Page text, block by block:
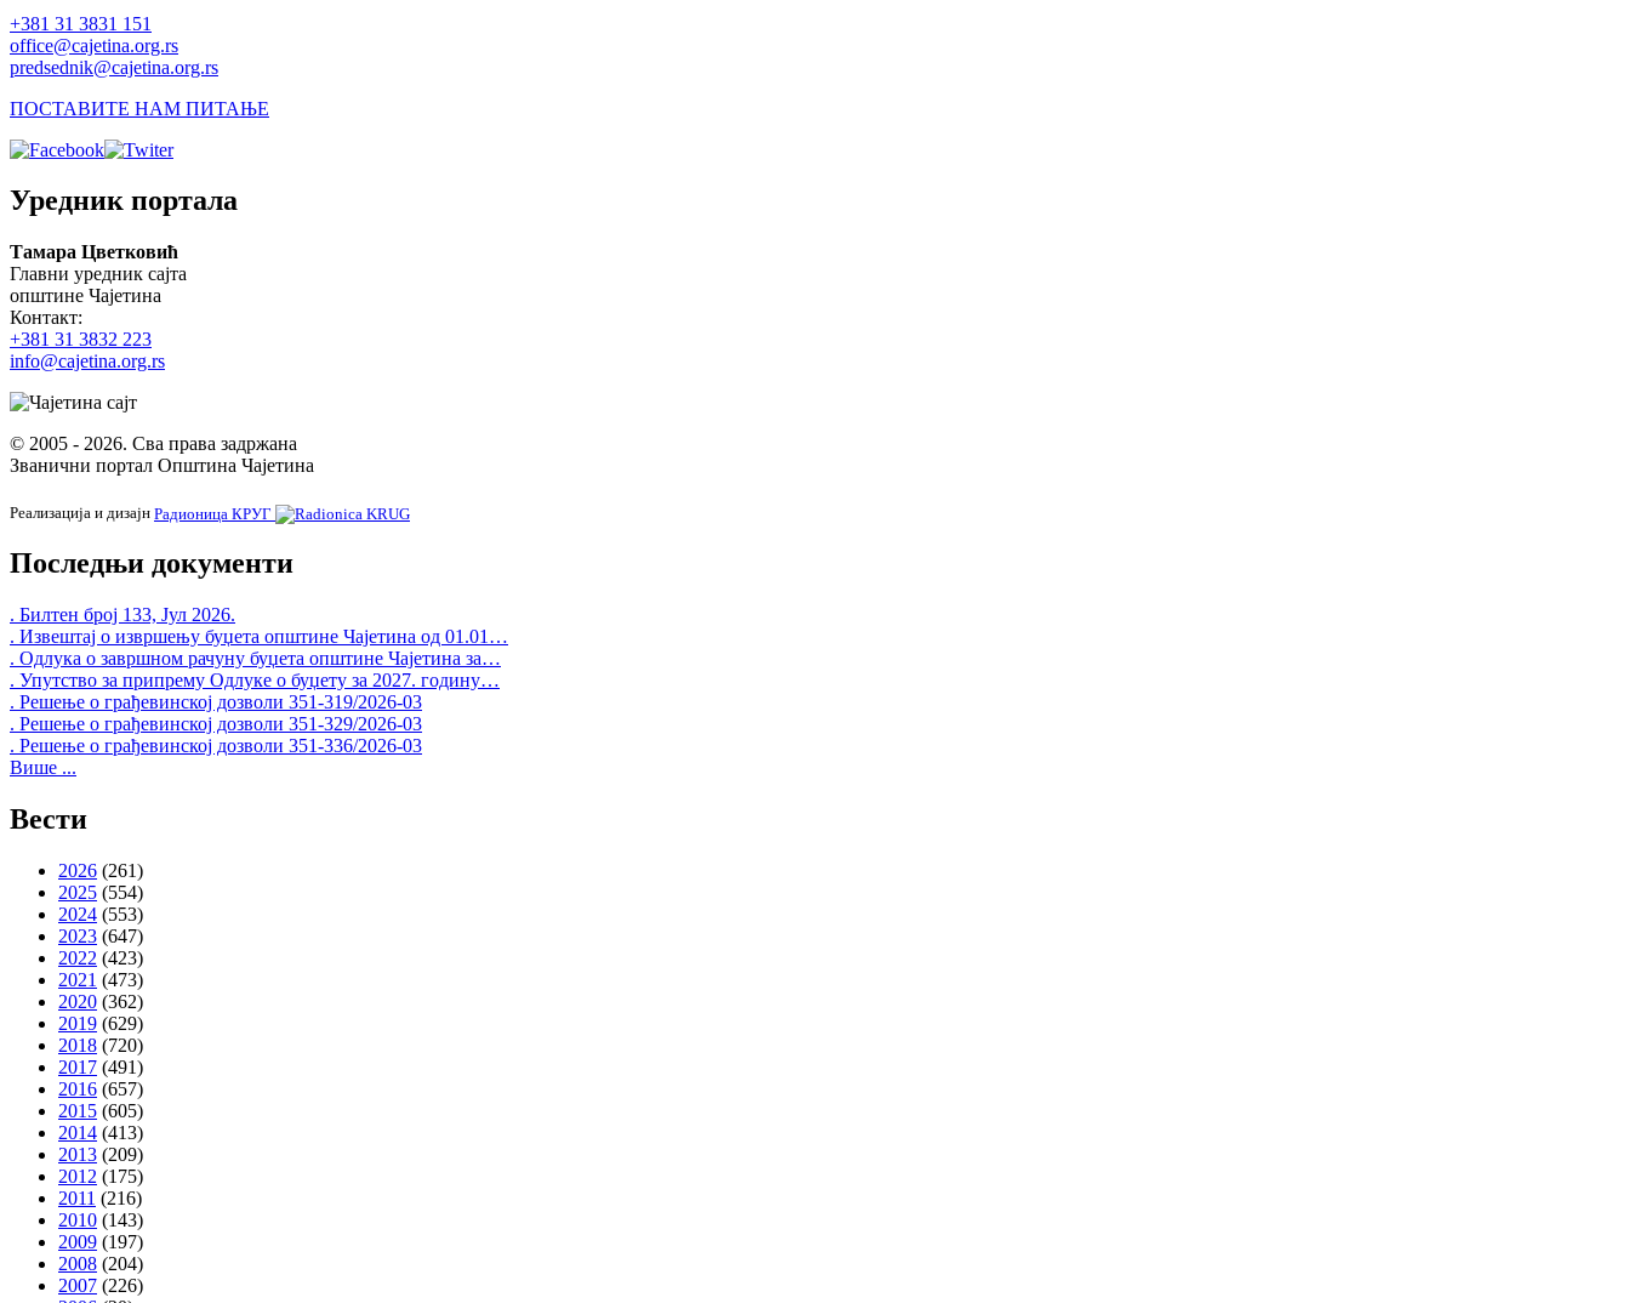
+381 31 3831 151
office@cajetina.org.rs
predsednik@cajetina.org.rs
ПОСТАВИТЕ НАМ ПИТАЊЕ
Уредник портала
Тамара Цветковић
Главни уредник сајта
општине Чајетина
Контакт:
+381 31 3832 223
info@cajetina.org.rs
© 2005 - 2026. Сва права задржана
Званични портал Општина Чајетина
Реализација и дизајн Радионица КРУГ
Последњи документи
. Билтен број 133, Јул 2026.
. Извештај о извршењу буџета општине Чајетина од 01.01…
. Одлука о завршном рачуну буџета општине Чајетина за…
. Упутство за припрему Одлуке о буџету за 2027. годину…
. Решење о грађевинској дозволи 351-319/2026-03
. Решење о грађевинској дозволи 351-329/2026-03
. Решење о грађевинској дозволи 351-336/2026-03
Више ...
Вести
2026 (261)
2025 (554)
2024 (553)
2023 (647)
2022 (423)
2021 (473)
2020 (362)
2019 (629)
2018 (720)
2017 (491)
2016 (657)
2015 (605)
2014 (413)
2013 (209)
2012 (175)
2011 (216)
2010 (143)
2009 (197)
2008 (204)
2007 (226)